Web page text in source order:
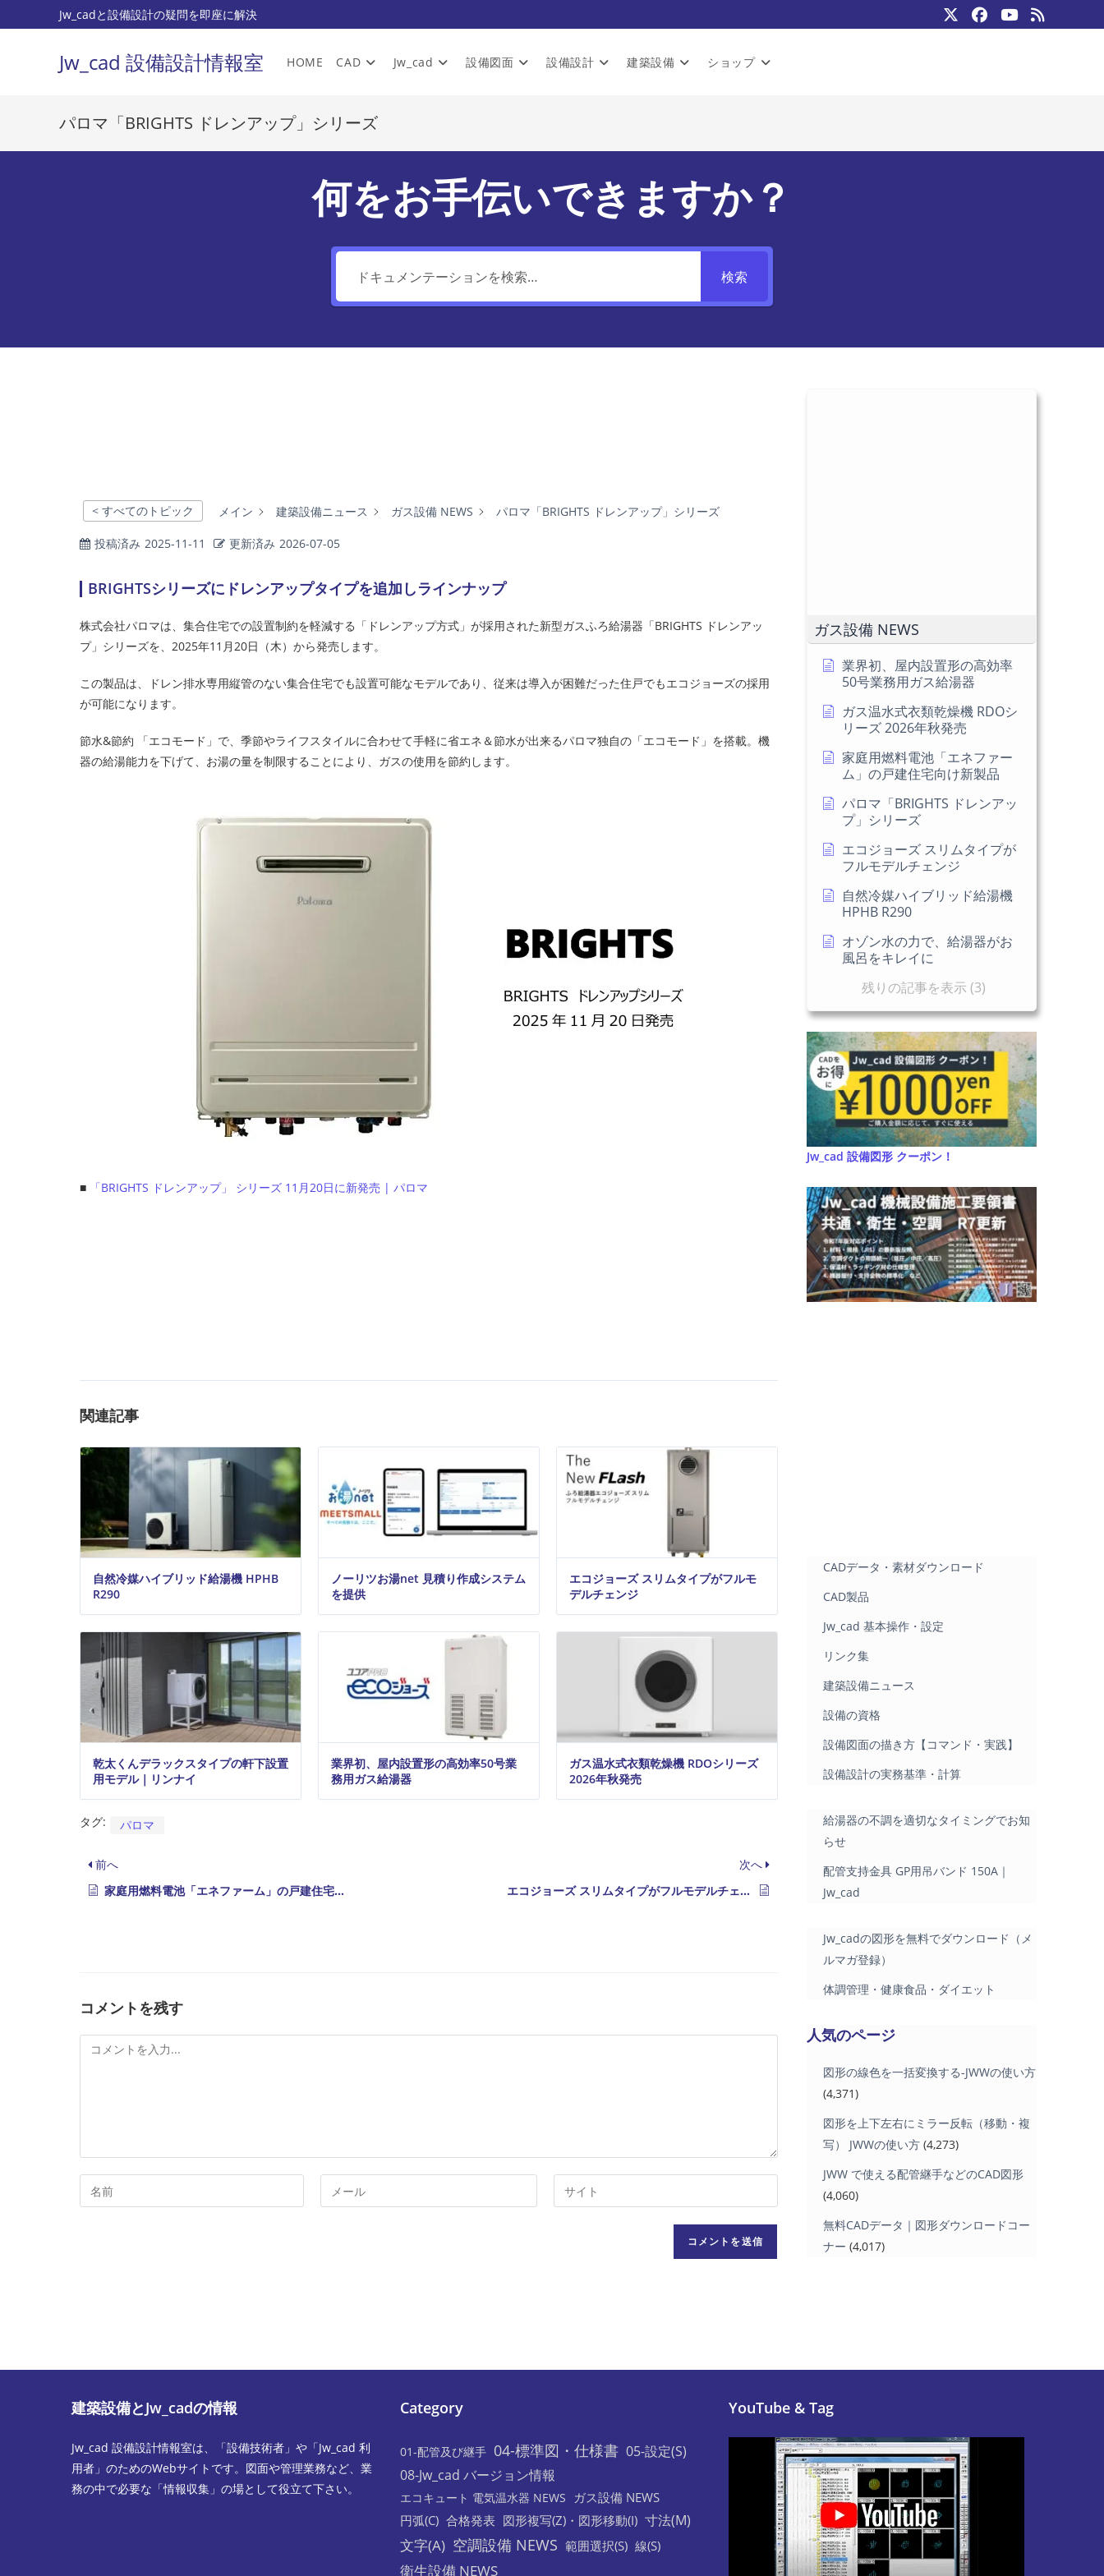
ン
キ
Jw_cadと設備設計の疑問を即座に解決
Jw_cad 設備設計情報室 HOME CAD Jw_cad 設備図面 設備設計 建築設備 ショップ
パロマ「BRIGHTS ドレンアップ」シリーズ
何をお手伝いできますか？
検索
< すべてのトピック メイン 建築設備ニュース ガス設備 NEWS パロマ「BRIGHTS ドレンアップ」シリーズ
投稿済み 2025-11-11 更新済み 2026-07-05
BRIGHTSシリーズにドレンアップタイプを追加しラインナップ
株式会社パロマは、集合住宅での設置制約を軽減する「ドレンアップ方式」が採用された新型ガスふろ給湯器「BRIGHTS ドレンアッ
プ」シリーズを、2025年11月20日（木）から発売します。
この製品は、ドレン排水専用縦管のない集合住宅でも設置可能なモデルであり、従来は導入が困難だった住戸でもエコジョーズの採用
が可能になります。
節水&節約 「エコモード」で、季節やライフスタイルに合わせて手軽に省エネ＆節水が出来るパロマ独自の「エコモード」を搭載。機
器の給湯能力を下げて、お湯の量を制限することにより、ガスの使用を節約します。
■ 「BRIGHTS ドレンアップ」 シリーズ 11月20日に新発売 | パロマ
関連記事
自然冷媒ハイブリッド給湯機 HPHB
R290
ノーリツお湯net 見積り作成システム
を提供
エコジョーズ スリムタイプがフルモ
デルチェンジ
乾太くんデラックスタイプの軒下設置
用モデル｜リンナイ
業界初、屋内設置形の高効率50号業
務用ガス給湯器
ガス温水式衣類乾燥機 RDOシリーズ
2026年秋発売
タグ: パロマ
前へ
家庭用燃料電池「エネファーム」の戸建住宅向け新製品
次へ
エコジョーズ スリムタイプがフルモデルチェンジ
コメントを残す
メ
た
ユ
ザ
ー
名
ー
力
メ
ン
ト
Web
サ
し
さ
い。
(任
意)
ガス設備 NEWS
業界初、屋内設置形の高効率
50号業務用ガス給湯器
ガス温水式衣類乾燥機 RDOシ
リーズ 2026年秋発売
家庭用燃料電池「エネファー
ム」の戸建住宅向け新製品
パロマ「BRIGHTS ドレンアッ
プ」シリーズ
エコジョーズ スリムタイプが
フルモデルチェンジ
自然冷媒ハイブリッド給湯機
HPHB R290
オゾン水の力で、給湯器がお
風呂をキレイに
残りの記事を表示 (3)
Jw_cad 設備図形 クーポン！
CADデータ・素材ダウンロード
CAD製品
Jw_cad 基本操作・設定
リンク集
建築設備ニュース
設備の資格
設備図面の描き方【コマンド・実践】
設備設計の実務基準・計算
給湯器の不調を適切なタイミングでお知
らせ
配管支持金具 GP用吊バンド 150A｜
Jw_cad
Jw_cadの図形を無料でダウンロード（メ
ルマガ登録）
体調管理・健康食品・ダイエット
人気のページ
図形の線色を一括変換する-JWWの使い方
(4,371)
図形を上下左右にミラー反転（移動・複
写） JWWの使い方 (4,273)
JWW で使える配管継手などのCAD図形
(4,060)
無料CADデータ｜図形ダウンロードコー
ナー (4,017)
建築設備とJw_cadの情報
Jw_cad 設備設計情報室は、「設備技術者」や「Jw_cad 利
用者」のためのWebサイトです。図面や管理業務など、業
務の中で必要な「情報収集」の場として役立て下さい。
Category
01-配管及び継手 04-標準図・仕様書 05-設定(S)
08-Jw_cad バージョン情報
エコキュート 電気温水器 NEWS
ガス設備 NEWS
円弧(C) 合格発表 図形複写(Z)・図形移動(I) 寸法(M)
文字(A) 空調設備 NEWS 範囲選択(S) 線(S)
衛生設備 NEWS
YouTube & Tag